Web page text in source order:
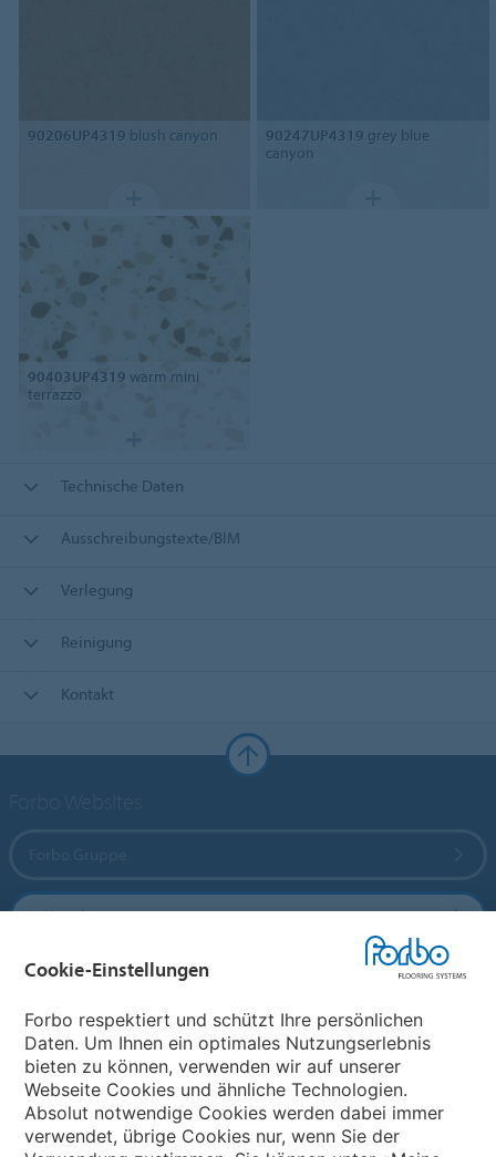
90206UP4319 blush canyon 90247UP4319 grey blue
canyon
90403UP4319 warm mini
terrazzo
Technische Daten
Ausschreibungstexte/BIM
Verlegung
Reinigung
Kontakt
Forbo Flooring Systems
Forbo Movement Systems
Land auswählen
Land auswählen
Cookie-Einstellungen
Forbo respektiert und schützt Ihre persönlichen
Daten. Um Ihnen ein optimales Nutzungserlebnis
bieten zu können, verwenden wir auf unserer
Webseite Cookies und ähnliche Technologien.
Absolut notwendige Cookies werden dabei immer
verwendet, übrige Cookies nur, wenn Sie der